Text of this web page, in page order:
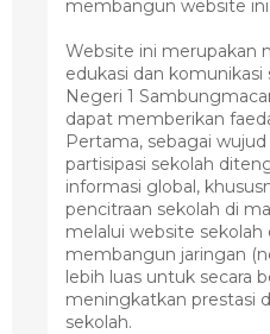
membangun website ini.
Website ini merupakan
edukasi dan komunikasi
Negeri 1
dapat memberikan
Pertama, sebagai
partisipasi sekolah
informasi global,
pencitraan sekolah di
melalui website sekolah
membangun jaringan
lebih luas untuk secara
meningkatkan prestasi
sekolah.